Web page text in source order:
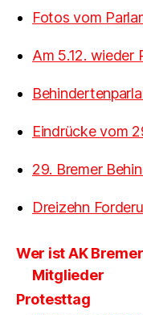
Fotos vom
Am 5.12. wieder
Eindrücke vom
29. Bremer
Dreizehn
Wer ist AK
Mitglieder
Protesttag